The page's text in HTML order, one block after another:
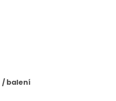
/ balení